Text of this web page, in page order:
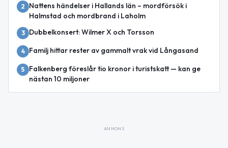
2
Nattens händelser i Hallands län – mordförsök i
Halmstad och mordbrand i Laholm
3 Dubbelkonsert: Wilmer X och Torsson
4 Familj hittar rester av gammalt vrak vid Långasand
5
Falkenberg föreslår tio kronor i turistskatt — kan ge
nästan 10 miljoner
ANNONS